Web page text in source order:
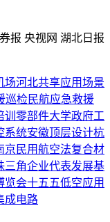
报 央视网 湖北日报
场河北共享应用场景
巡检民航应急救援
训 零部件大学政府工
系统安徽顶层设计杭
京 民用航空法复合材
三角企业代表发展基
览会十五五低空应用
成电路